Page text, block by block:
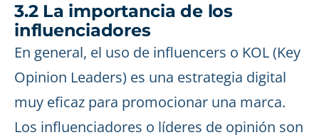
3.2 La importancia de los
influenciadores
En general, el uso de influencers o KOL (Key
Opinion Leaders) es una estrategia digital
muy eficaz para promocionar una marca.
Los influenciadores o líderes de opinión son